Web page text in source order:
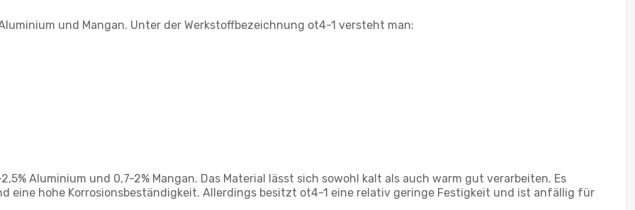
und Mangan. Unter der Werkstoffbezeichnung ot4-1 versteht man:
Aluminium und 0,7-2% Mangan. Das Material lässt sich sowohl kalt als auch warm gut verarbeiten. Es
eine hohe Korrosionsbeständigkeit. Allerdings besitzt ot4-1 eine relativ geringe Festigkeit und ist anfällig für